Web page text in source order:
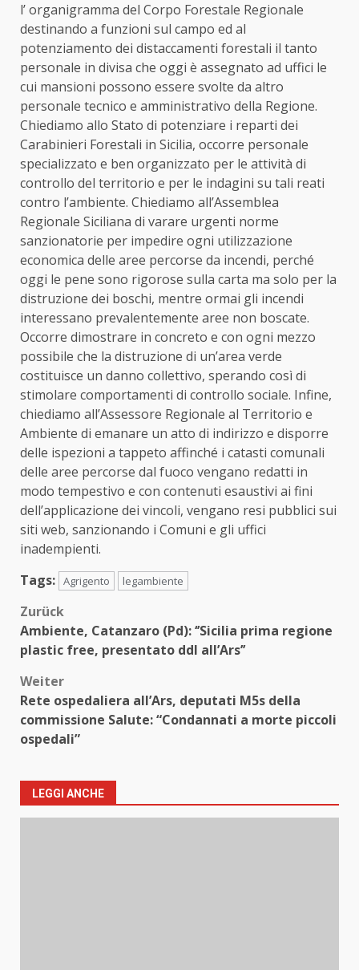
l’ organigramma del Corpo Forestale Regionale
destinando a funzioni sul campo ed al
potenziamento dei distaccamenti forestali il tanto
personale in divisa che oggi è assegnato ad uffici le
cui mansioni possono essere svolte da altro
personale tecnico e amministrativo della Regione.
Chiediamo allo Stato di potenziare i reparti dei
Carabinieri Forestali in Sicilia, occorre personale
specializzato e ben organizzato per le attività di
controllo del territorio e per le indagini su tali reati
contro l’ambiente. Chiediamo all’Assemblea
Regionale Siciliana di varare urgenti norme
sanzionatorie per impedire ogni utilizzazione
economica delle aree percorse da incendi, perché
oggi le pene sono rigorose sulla carta ma solo per la
distruzione dei boschi, mentre ormai gli incendi
interessano prevalentemente aree non boscate.
Occorre dimostrare in concreto e con ogni mezzo
possibile che la distruzione di un’area verde
costituisce un danno collettivo, sperando così di
stimolare comportamenti di controllo sociale. Infine,
chiediamo all’Assessore Regionale al Territorio e
Ambiente di emanare un atto di indirizzo e disporre
delle ispezioni a tappeto affinché i catasti comunali
delle aree percorse dal fuoco vengano redatti in
modo tempestivo e con contenuti esaustivi ai fini
dell’applicazione dei vincoli, vengano resi pubblici sui
siti web, sanzionando i Comuni e gli uffici
inadempienti.
Tags: Agrigento legambiente
Beitragsnavigation
Zurück
Ambiente, Catanzaro (Pd): ‘’Sicilia prima regione
plastic free, presentato ddl all’Ars’’
Weiter
Rete ospedaliera all’Ars, deputati M5s della
commissione Salute: “Condannati a morte piccoli
ospedali”
LEGGI ANCHE